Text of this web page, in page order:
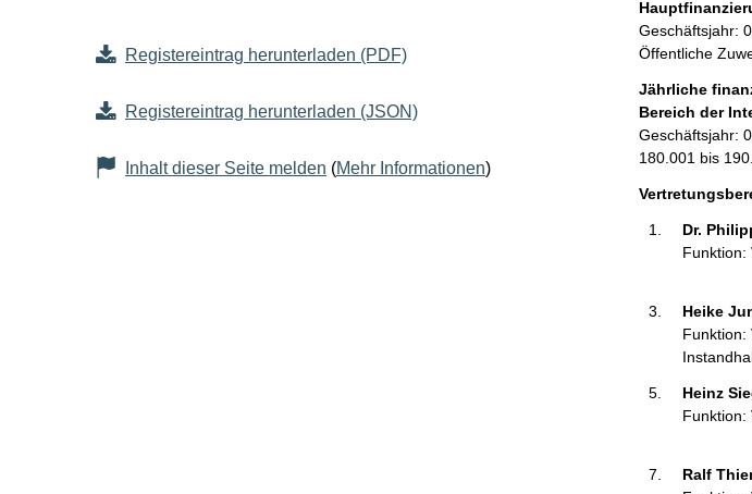
Registereintrag herunterladen (PDF)
Registereintrag herunterladen (JSON)
Inhalt dieser Seite melden (Mehr Informationen)
l
t
Geschäftsjahr:
Öffentliche
Jährliche
Bereich der
Geschäftsjahr:
180.001 bis
Dr.
Funktion:
Heike
Funktion:
Heinz
Funktion:
Ralf